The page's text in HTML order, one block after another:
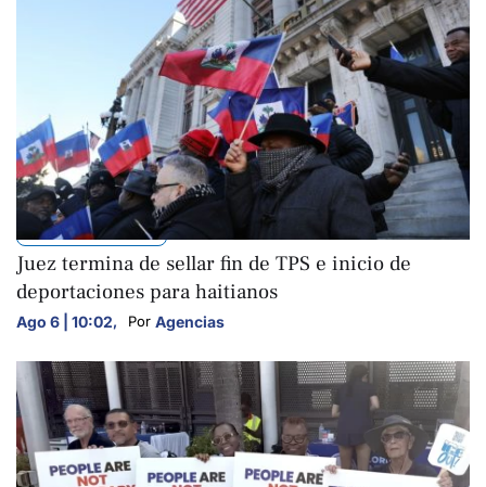
INTERNACIONALES
Juez termina de sellar fin de TPS e inicio de
deportaciones para haitianos
Ago 6 | 10:02, Por Agencias